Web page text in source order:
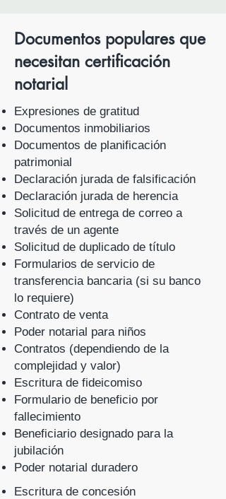
Documentos populares que
necesitan certificación
notarial
Expresiones de gratitud
Documentos inmobiliarios
Documentos de planificación
patrimonial
Declaración jurada de falsificación
Declaración jurada de herencia
Solicitud de entrega de correo a
través de un agente
Solicitud de duplicado de título
Formularios de servicio de
transferencia bancaria (si su banco
lo requiere)
Contrato de venta
Poder notarial para niños
Contratos (dependiendo de la
complejidad y valor)
Escritura de fideicomiso
Formulario de beneficio por
fallecimiento
Beneficiario designado para la
jubilación
Poder notarial duradero
Escritura de concesión